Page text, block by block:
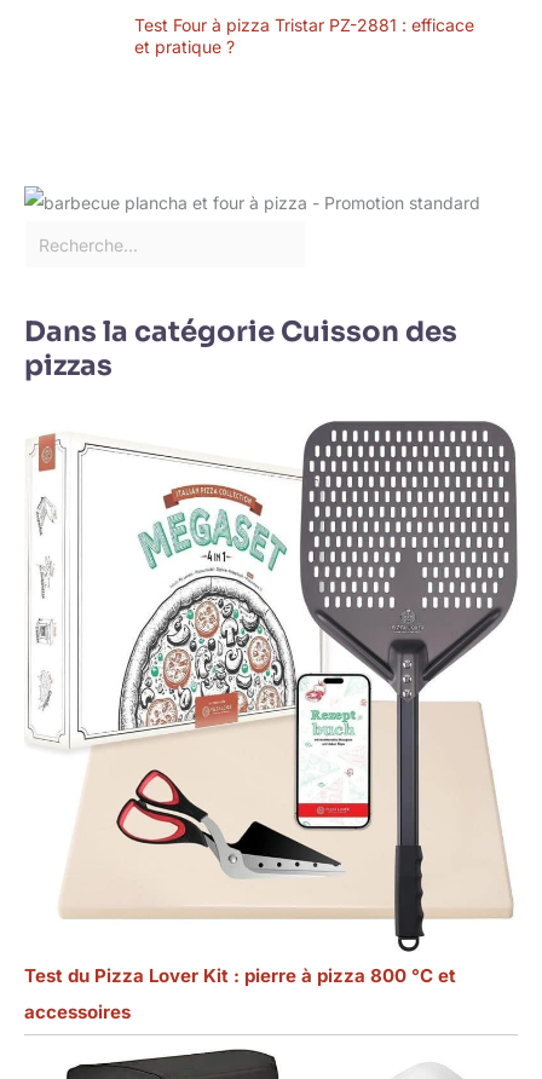
Test Four à pizza Tristar PZ-2881 : efficace
et pratique ?
Dans la catégorie Cuisson des
pizzas
Test du Pizza Lover Kit : pierre à pizza 800 °C et
accessoires